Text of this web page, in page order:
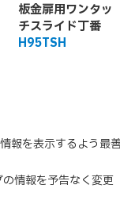
板金扉用ワンタッ
チスライド丁番
H95TSH
報を表示するよう最
情報を予告なく変